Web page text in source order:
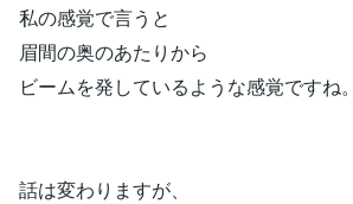
私の感覚で言うと
眉間の奥のあたりから
ビームを発しているような感覚ですね。
話は変わりますが、